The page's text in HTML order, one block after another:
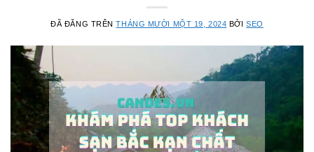
ĐÃ ĐĂNG TRÊNTHÁNG MƯỜI MỘT 19, 2024 BỞISEO